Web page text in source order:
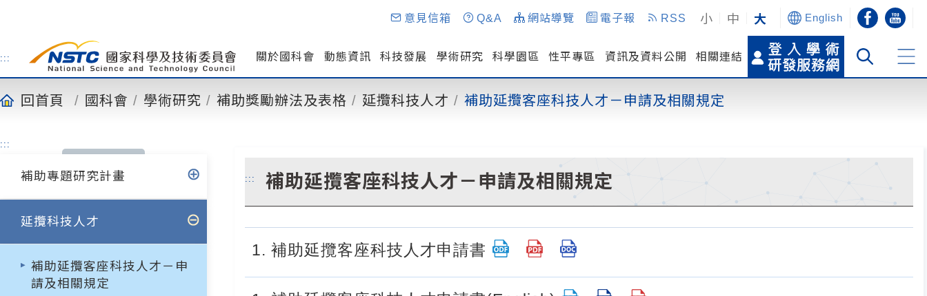
內
意見信箱 Q&A 網站導覽 電子報 RSS 小 中 大 English
::: 關於國科會 動態資訊 科技發展 學術研究 科學園區 性平專區 資訊及資料公開 相關連結
回首頁 國科會 學術研究 補助獎勵辦法及表格 延攬科技人才 補助延攬客座科技人才－申請及相關規定
:::
補助專題研究計畫
延攬科技人才
補助延攬客座科技人才－申
請及相關規定
::: 補助延攬客座科技人才－申請及相關規定
1. 補助延攬客座科技人才申請書